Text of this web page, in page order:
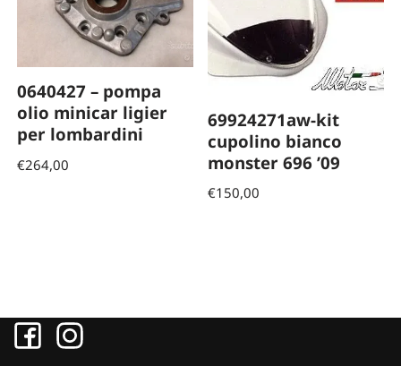
0640427 – pompa
olio minicar ligier
per lombardini
€264,00
69924271aw-kit
cupolino bianco
monster 696 ’09
€150,00